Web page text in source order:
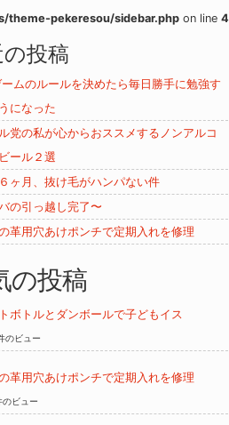
theme-pekeresou/sidebar.php on line 4
投稿
ムのルールを決めたら毎日勝手に勉強す
になった
党の私が心からおススメするノンアルコ
ール２選
ヶ月、抜け毛がハンパない件
の引っ越し完了〜
革用穴あけポンチで定期入れを修理
の投稿
ボトルとダンボールで子どもイス
のビュー
革用穴あけポンチで定期入れを修理
ビュー